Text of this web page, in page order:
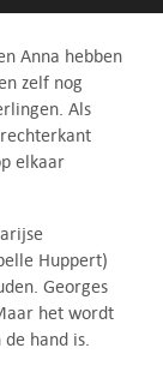
Anna hebben
zelf nog
Als
elkaar
Huppert)
Georges
het wordt
hand is.